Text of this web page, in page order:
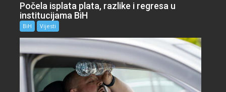
Počela isplata plata, razlike i regresa u
institucijama BiH
BiH Vijesti